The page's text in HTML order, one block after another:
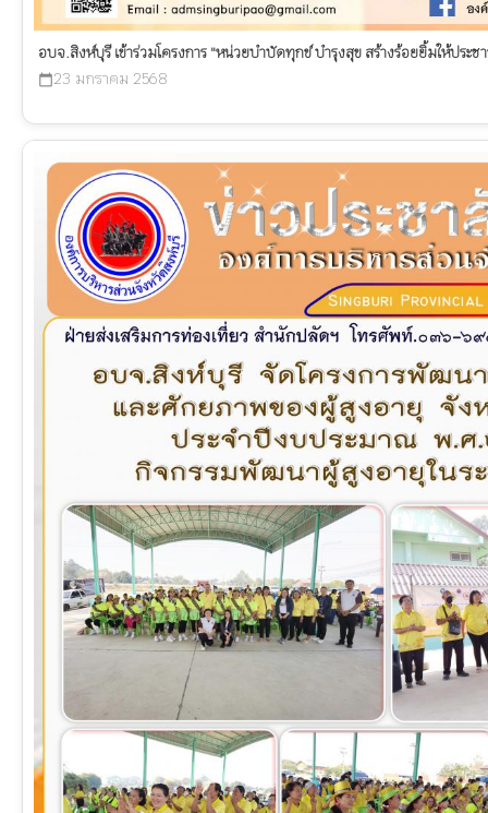
อบจ.สิงห์บุรี เข้าร่วมโครงการ "หน่วยบำบัดทุกข์ บำรุงสุข สร้างร้อยยิ้มให้ประช
calendar_today23 มกราคม 2568